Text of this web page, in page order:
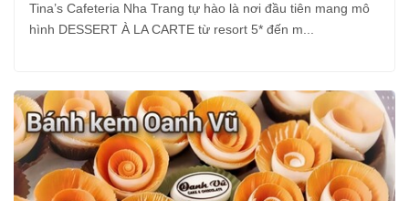
Tina’s Cafeteria Nha Trang tự hào là nơi đầu tiên mang mô
hình DESSERT À LA CARTE từ resort 5* đến m...